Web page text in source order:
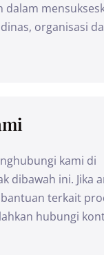
dalam
organisasi
kami di
dibawah ini. Jika
terkait
hubungi